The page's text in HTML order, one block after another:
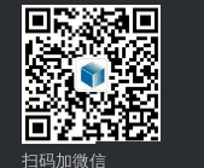
扫码加微信